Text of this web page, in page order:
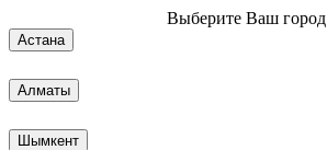
Выберите Ваш город
Астана
Алматы
Шымкент